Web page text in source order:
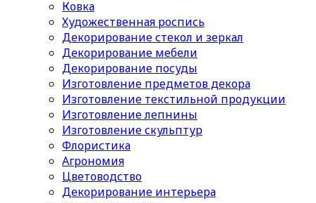
Ковка
Художественная роспись
Декорирование стекол и зеркал
Декорирование мебели
Декорирование посуды
Изготовление предметов декора
Изготовление текстильной продукции
Изготовление лепнины
Изготовление скульптур
Флористика
Агрономия
Цветоводство
Декорирование интерьера